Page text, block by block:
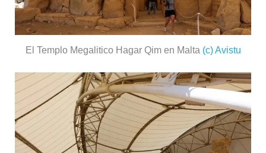
El Templo Megalitico Hagar Qim en Malta (c) Avistu